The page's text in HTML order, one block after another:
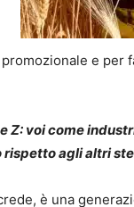
e per
Z: voi come
agli altri
è una